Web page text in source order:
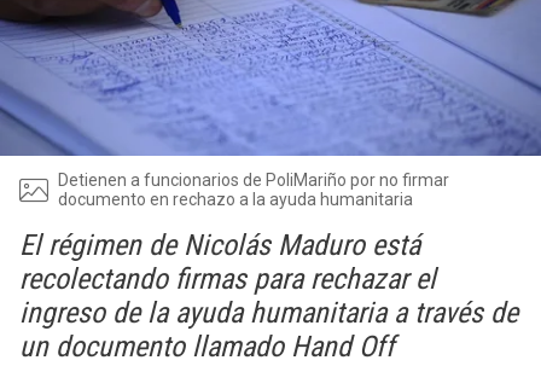
Detienen a funcionarios de PoliMariño por no firmar
documento en rechazo a la ayuda humanitaria
El régimen de Nicolás Maduro está
recolectando firmas para rechazar el
ingreso de la ayuda humanitaria a través de
un documento llamado Hand Off